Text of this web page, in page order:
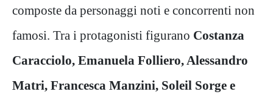
composte da personaggi noti e concorrenti non
famosi. Tra i protagonisti figurano Costanza
Caracciolo, Emanuela Folliero, Alessandro
Matri, Francesca Manzini, Soleil Sorge e